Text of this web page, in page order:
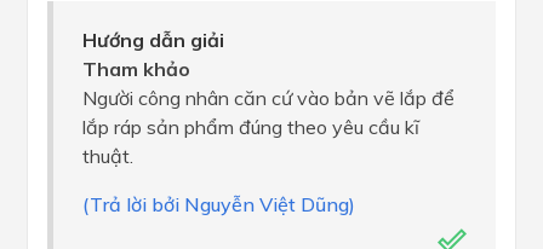
Hướng dẫn giải
Tham khảo
Người công nhân căn cứ vào bản vẽ lắp để
lắp ráp sản phẩm đúng theo yêu cầu kĩ
thuật.
(Trả lời bởi Nguyễn Việt Dũng)